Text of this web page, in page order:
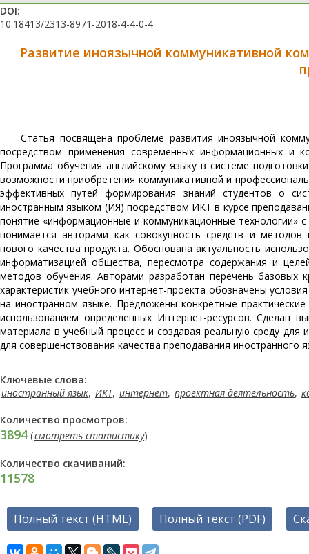
DOI:
10.18413/2313-8971-2018-4-4-0-4
Развитие иноязычной коммуникативной
Статья посвящена проблеме развития иноязычной
посредством применения современных информационных и
Программа обучения английскому языку в системе
возможности приобретения коммуникативной и
эффективных путей формирования знаний студентов о
иностранным языком (ИЯ) посредством ИКТ в курсе
понятие «информационные и коммуникационные технологии»
понимается авторами как совокупность средств и
нового качества продукта. Обоснована актуальность
информатизацией общества, пересмотра содержания и
методов обучения. Авторами разработан перечень базовых
характеристик учебного интернет-проекта обозначены
на иностранном языке. Предложены конкретные
использованием определенных Интернет-ресурсов. Сделан
материала в учебный процесс и создавая реальную среду
для совершенствования качества преподавания иностранного
Ключевые слова:
иностранный язык, ИКТ, интернет, проектная деятельность,
Количество просмотров:
3894(смотреть статистику)
Количество скачиваний:
11578
Полный текст (HTML) Полный текст (PDF)